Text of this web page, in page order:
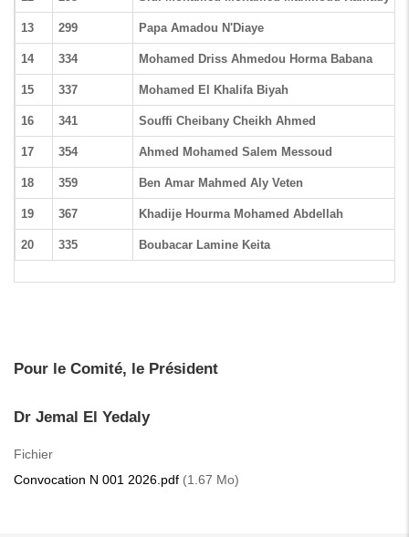
13 299 Papa Amadou N'Diaye
14 334 Mohamed Driss Ahmedou Horma Babana
15 337 Mohamed El Khalifa Biyah
16 341 Souffi Cheibany Cheikh Ahmed
17 354 Ahmed Mohamed Salem Messoud
18 359 Ben Amar Mahmed Aly Veten
19 367 Khadije Hourma Mohamed Abdellah
20 335 Boubacar Lamine Keita
Pour le Comité, le Président
Dr Jemal El Yedaly
Fichier
Convocation N 001 2026.pdf (1.67 Mo)